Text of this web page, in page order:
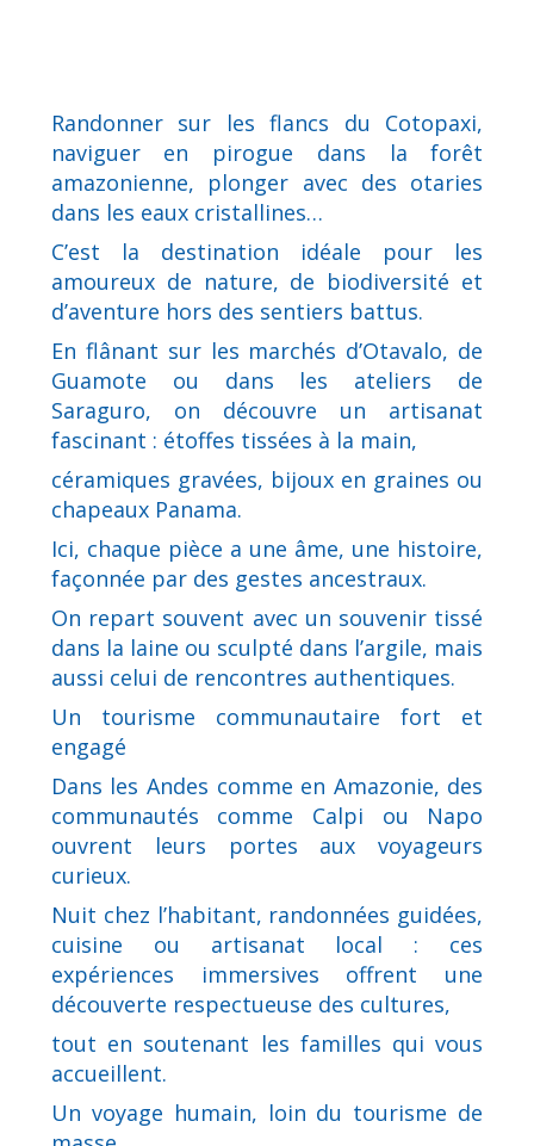
Randonner sur les flancs du Cotopaxi,
naviguer en pirogue dans la forêt
amazonienne, plonger avec des otaries
dans les eaux cristallines…
C’est la destination idéale pour les
amoureux de nature, de biodiversité et
d’aventure hors des sentiers battus.
En flânant sur les marchés d’Otavalo, de
Guamote ou dans les ateliers de
Saraguro, on découvre un artisanat
fascinant : étoffes tissées à la main,
céramiques gravées, bijoux en graines ou
chapeaux Panama.
Ici, chaque pièce a une âme, une histoire,
façonnée par des gestes ancestraux.
On repart souvent avec un souvenir tissé
dans la laine ou sculpté dans l’argile, mais
aussi celui de rencontres authentiques.
Un tourisme communautaire fort et
engagé
Dans les Andes comme en Amazonie, des
communautés comme Calpi ou Napo
ouvrent leurs portes aux voyageurs
curieux.
Nuit chez l’habitant, randonnées guidées,
cuisine ou artisanat local : ces
expériences immersives offrent une
découverte respectueuse des cultures,
tout en soutenant les familles qui vous
accueillent.
Un voyage humain, loin du tourisme de